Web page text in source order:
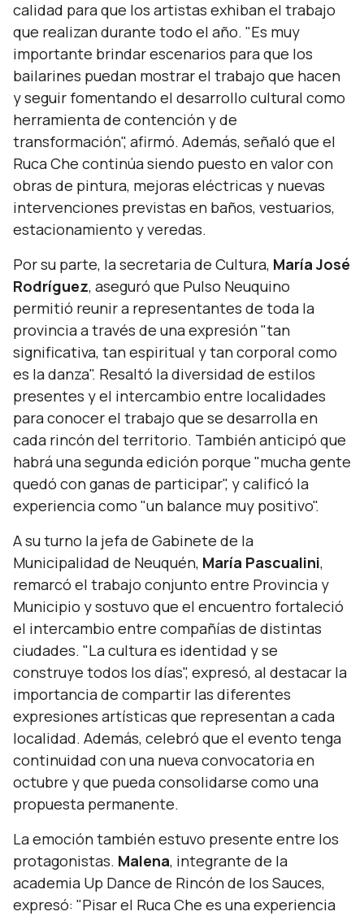
calidad para que los artistas exhiban el trabajo
que realizan durante todo el año. "Es muy
importante brindar escenarios para que los
bailarines puedan mostrar el trabajo que hacen
y seguir fomentando el desarrollo cultural como
herramienta de contención y de
transformación", afirmó. Además, señaló que el
Ruca Che continúa siendo puesto en valor con
obras de pintura, mejoras eléctricas y nuevas
intervenciones previstas en baños, vestuarios,
estacionamiento y veredas.
Por su parte, la secretaria de Cultura, María José
Rodríguez, aseguró que Pulso Neuquino
permitió reunir a representantes de toda la
provincia a través de una expresión"tan
significativa, tan espiritual y tan corporal como
es la danza". Resaltó la diversidad de estilos
presentes y el intercambio entre localidades
para conocer el trabajo que se desarrolla en
cada rincón del territorio. También anticipó que
habrá una segunda edición porque "mucha gente
quedó con ganas de participar", y calificó la
experiencia como "un balance muy positivo".
A su turno la jefa de Gabinete de la
Municipalidad de Neuquén, María Pascualini,
remarcó el trabajo conjunto entre Provincia y
Municipio y sostuvo que el encuentro fortaleció
el intercambio entre compañías de distintas
ciudades. "La cultura es identidad y se
construye todos los días", expresó, al destacar la
importancia de compartir las diferentes
expresiones artísticas que representan a cada
localidad. Además, celebró que el evento tenga
continuidad con una nueva convocatoria en
octubre y que pueda consolidarse como una
propuesta permanente.
La emoción también estuvo presente entre los
protagonistas. Malena, integrante de la
academia Up Dance de Rincón de los Sauces,
expresó: "Pisar el Ruca Che es una experiencia